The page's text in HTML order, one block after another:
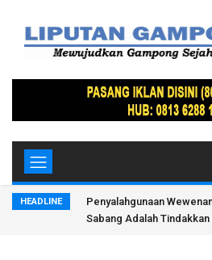
HEADLINE
Ada Jejak
Penyalahgunaan
Sabang Adalah